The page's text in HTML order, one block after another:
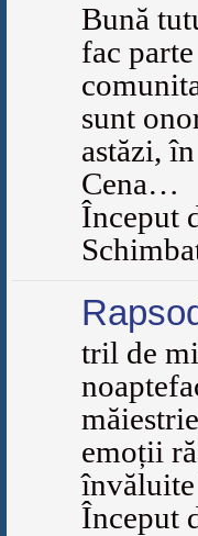
Bună
fac
sunt
astăzi,
Cena…
Început
tril de
emoții
Început